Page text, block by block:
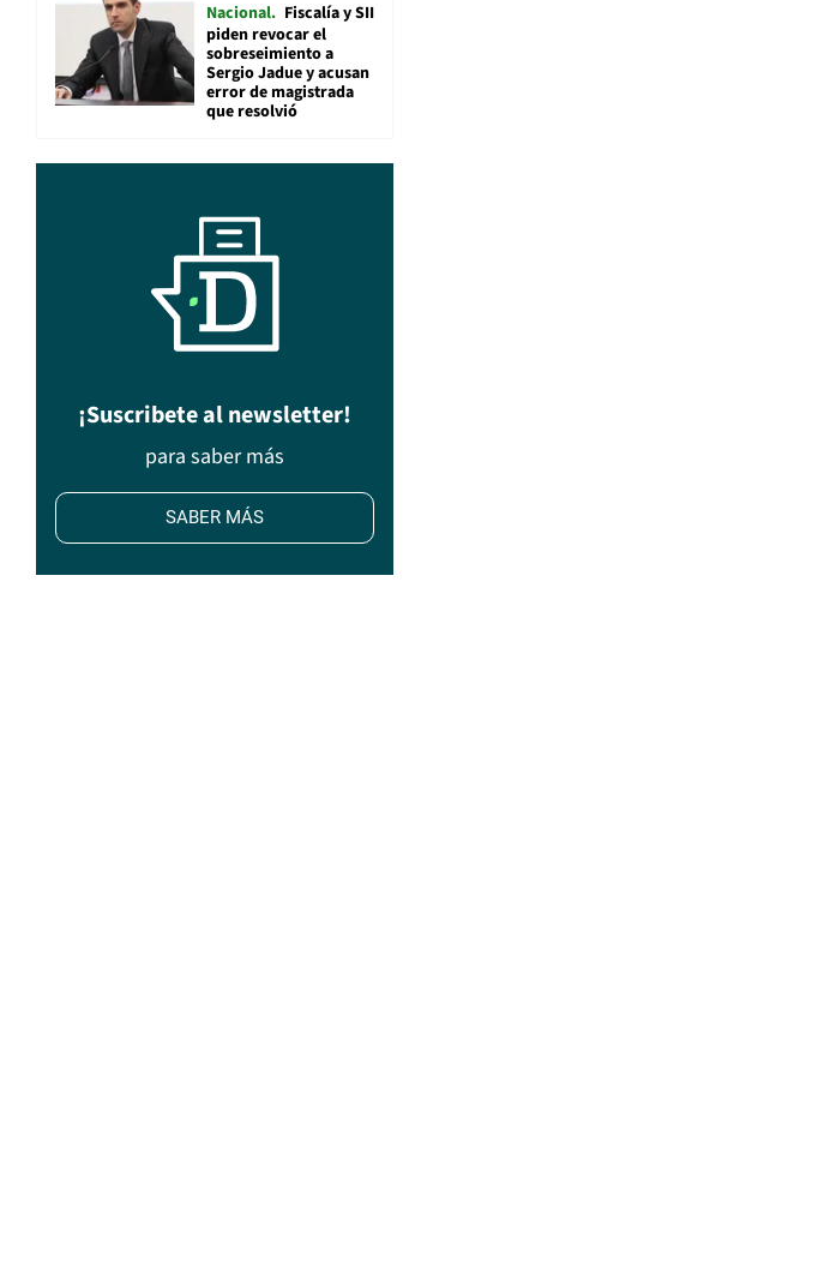
Nacional Fiscalía y SII
piden revocar el
sobreseimiento a
Sergio Jadue y acusan
error de magistrada
que resolvió
¡Suscribete al newsletter!
para saber más
SABER MÁS